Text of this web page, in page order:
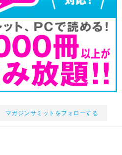
マガジンサミットをフォローする